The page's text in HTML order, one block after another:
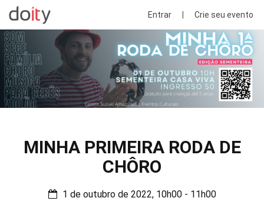
Entrar Crie seu evento
MINHA PRIMEIRA RODA DE
CHÔRO
1 de outubro de 2022, 10h00 - 11h00